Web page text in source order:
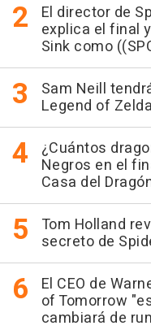
El director de
explica el final
Sink como
Sam Neill
Legend of Zelda
¿Cuántos
Negros en el
Casa del
Tom Holland
secreto de
El CEO de
of Tomorrow
cambiará de